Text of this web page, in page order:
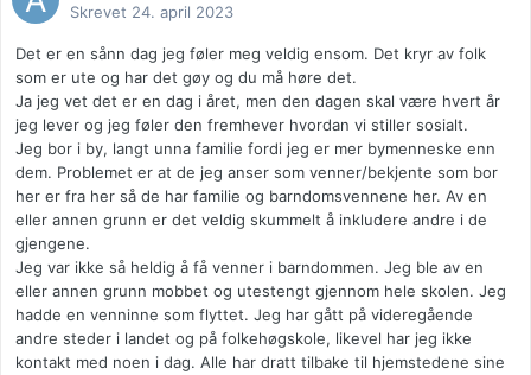
Skrevet 24. april 2023
Det er en sånn dag jeg føler meg veldig ensom. Det kryr av folk
som er ute og har det gøy og du må høre det.
Ja jeg vet det er en dag i året, men den dagen skal være hvert år
jeg lever og jeg føler den fremhever hvordan vi stiller sosialt.
Jeg bor i by, langt unna familie fordi jeg er mer bymenneske enn
dem. Problemet er at de jeg anser som venner/bekjente som bor
her er fra her så de har familie og barndomsvennene her. Av en
eller annen grunn er det veldig skummelt å inkludere andre i de
gjengene.
Jeg var ikke så heldig å få venner i barndommen. Jeg ble av en
eller annen grunn mobbet og utestengt gjennom hele skolen. Jeg
hadde en venninne som flyttet. Jeg har gått på videregående
andre steder i landet og på folkehøgskole, likevel har jeg ikke
kontakt med noen i dag. Alle har dratt tilbake til hjemstedene sine